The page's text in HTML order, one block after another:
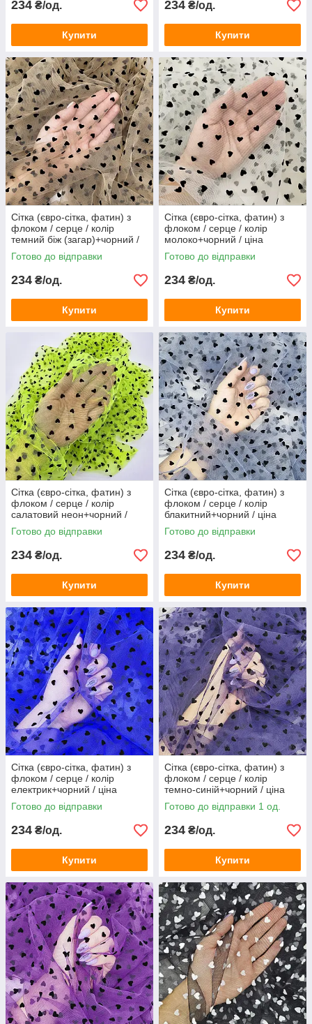
234 ₴/од.
Купити
234 ₴/од.
Купити
Сітка (євро-сітка, фатин) з
флоком / серце / колір
темний біж (загар)+чорний /
ціна вказана за 0,5 метра
сітки
Готово до відправки
234 ₴/од.
Купити
Сітка (євро-сітка, фатин) з
флоком / серце / колір
молоко+чорний / ціна
вказана за 0,5 метра сітки
Готово до відправки
234 ₴/од.
Купити
Сітка (євро-сітка, фатин) з
флоком / серце / колір
салатовий неон+чорний /
ціна вказана за 0,5 метра
сітки
Готово до відправки
234 ₴/од.
Купити
Сітка (євро-сітка, фатин) з
флоком / серце / колір
блакитний+чорний / ціна
вказана за 0,5 метра сітки
Готово до відправки
234 ₴/од.
Купити
Сітка (євро-сітка, фатин) з
флоком / серце / колір
електрик+чорний / ціна
вказана за 0,5 метра сітки
Готово до відправки
234 ₴/од.
Купити
Сітка (євро-сітка, фатин) з
флоком / серце / колір
темно-синій+чорний / ціна
вказана за 0,5 метра сітки
Готово до відправки 1 од.
234 ₴/од.
Купити